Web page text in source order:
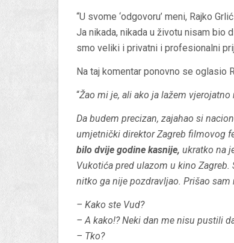
“U svome ‘odgovoru’ meni, Rajko
Ja nikada, nikada u životu nisam bio
smo veliki i privatni i profesionalni
Na taj komentar ponovno se oglasio
“Žao mi je, ali ako ja lažem vjerojatno
Da budem precizan, zajahao si
umjetnički direktor Zagreb filmovog
bilo dvije godine kasnije, ukratko na
Vukotića pred ulazom u kino
nitko ga nije pozdravljao. Prišao sam
– Kako ste Vud?
– A kako!? Neki dan me nisu pustili
– Tko?